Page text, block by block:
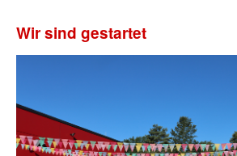
Wir sind gestartet